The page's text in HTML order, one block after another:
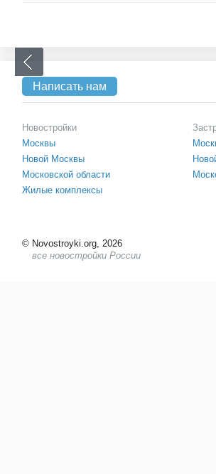
Написать нам
Новостройки
Москвы
Новой Москвы
Московской области
Жилые комплексы
© Novostroyki.org, 2026
все новостройки России